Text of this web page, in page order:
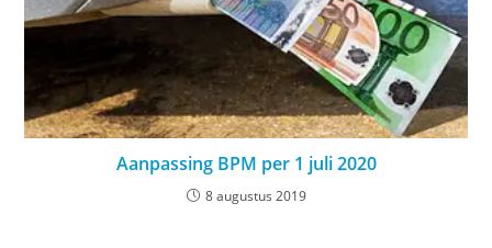
Aanpassing BPM per 1 juli 2020
8 augustus 2019